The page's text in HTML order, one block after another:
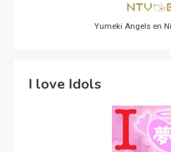
Yumeki Angels en
I love Idols